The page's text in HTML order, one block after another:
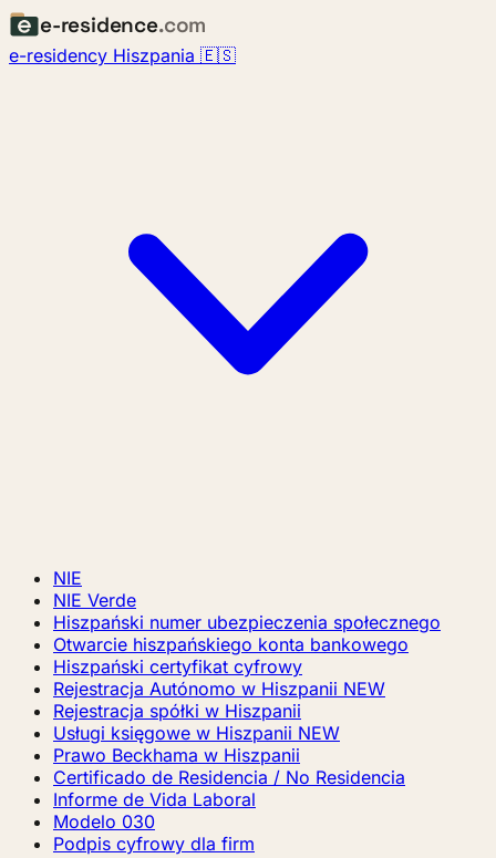
e-residence.com
e-residency Hiszpania 🇪🇸
NIE
NIE Verde
Hiszpański numer ubezpieczenia społecznego
Otwarcie hiszpańskiego konta bankowego
Hiszpański certyfikat cyfrowy
Rejestracja Autónomo w Hiszpanii NEW
Rejestracja spółki w Hiszpanii
Usługi księgowe w Hiszpanii NEW
Prawo Beckhama w Hiszpanii
Certificado de Residencia / No Residencia
Informe de Vida Laboral
Modelo 030
Podpis cyfrowy dla firm